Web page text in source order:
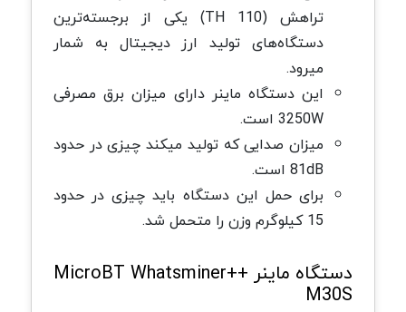
تراهش (110 TH) یکی از برجسته‌ترین
دستگاه‌های تولید ارز دیجیتال به شمار
میرود.
این دستگاه ماینر دارای میزان برق مصرفی
3250W است.
میزان صدایی که تولید میکند چیزی در حدود
81dB است.
برای حمل این دستگاه باید چیزی در حدود
15 کیلوگرم وزن را متحمل شد.
دستگاه ماینر ++MicroBT Whatsminer
M30S